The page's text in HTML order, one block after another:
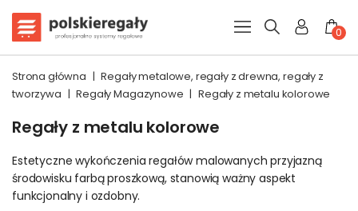
0
Strona główna | Regały metalowe, regały z drewna, regały z
tworzywa | Regały Magazynowe | Regały z metalu kolorowe
Regały z metalu kolorowe
Estetyczne wykończenia regałów malowanych przyjazną
środowisku farbą proszkową, stanowią ważny aspekt
funkcjonalny i ozdobny.